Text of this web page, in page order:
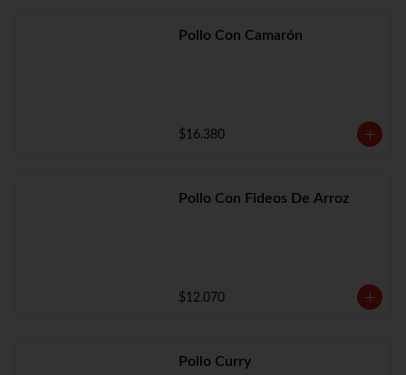
Pollo Con Camarón
$16.380
Pollo Con Fideos De Arroz
$12.070
Pollo Curry